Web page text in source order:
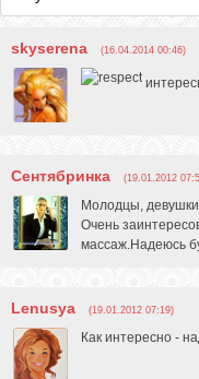
skyserena (16.04.2014 00:46)
Сентябринка (19.01.2012
Молодцы,
Очень
массаж.Надеюсь
Lenusya (19.01.2012 07:19)
Как интересно -